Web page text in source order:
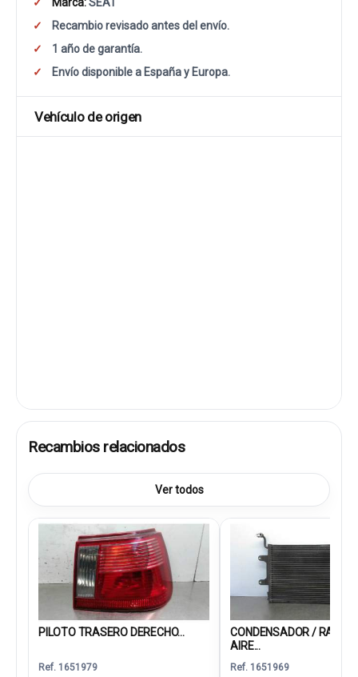
Recambio revisado antes del envío.
1 año de garantía.
Envío disponible a España y Europa.
Vehículo de origen
Recambios relacionados
Ver todos
PILOTO TRASERO DERECHO...
Ref. 1651979
CONDENSADOR /
AIRE...
Ref. 1651969